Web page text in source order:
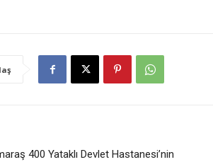
400 Yataklı Devlet Hastanesi’nin